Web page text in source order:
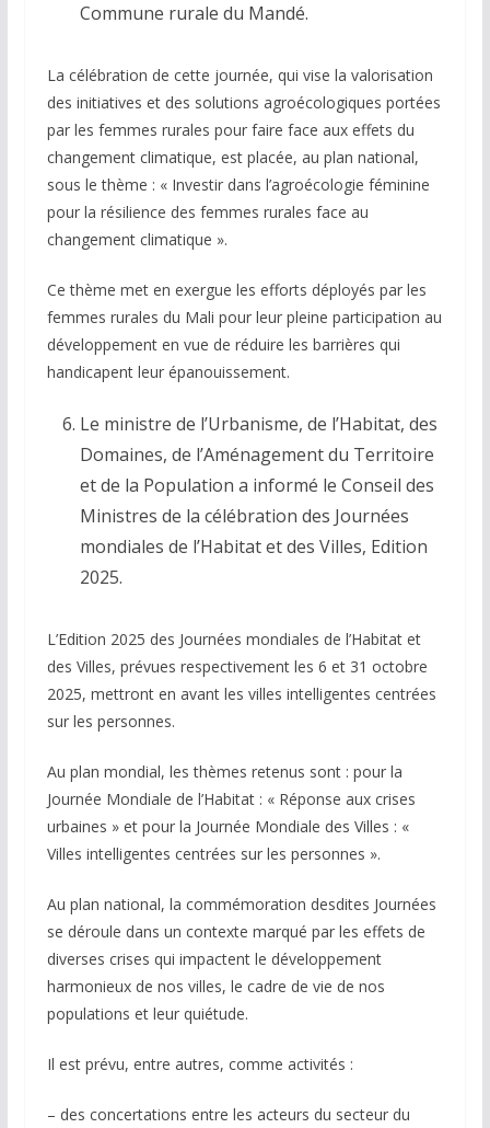
Commune rurale du Mandé.
La célébration de cette journée, qui vise la valorisation
des initiatives et des solutions agroécologiques portées
par les femmes rurales pour faire face aux effets du
changement climatique, est placée, au plan national,
sous le thème : « Investir dans l’agroécologie féminine
pour la résilience des femmes rurales face au
changement climatique ».
Ce thème met en exergue les efforts déployés par les
femmes rurales du Mali pour leur pleine participation au
développement en vue de réduire les barrières qui
handicapent leur épanouissement.
Le ministre de l’Urbanisme, de l’Habitat, des
Domaines, de l’Aménagement du Territoire
et de la Population a informé le Conseil des
Ministres de la célébration des Journées
mondiales de l’Habitat et des Villes, Edition
2025.
L’Edition 2025 des Journées mondiales de l’Habitat et
des Villes, prévues respectivement les 6 et 31 octobre
2025, mettront en avant les villes intelligentes centrées
sur les personnes.
Au plan mondial, les thèmes retenus sont : pour la
Journée Mondiale de l’Habitat : « Réponse aux crises
urbaines » et pour la Journée Mondiale des Villes : «
Villes intelligentes centrées sur les personnes ».
Au plan national, la commémoration desdites Journées
se déroule dans un contexte marqué par les effets de
diverses crises qui impactent le développement
harmonieux de nos villes, le cadre de vie de nos
populations et leur quiétude.
Il est prévu, entre autres, comme activités :
– des concertations entre les acteurs du secteur du